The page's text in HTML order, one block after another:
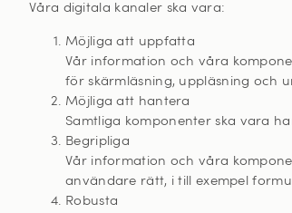
Våra digitala kanaler ska vara:
Möjliga att uppfatta
Vår information och våra
för skärmläsning, uppläsning och
Möjliga att hantera
Samtliga komponenter ska vara
Begripliga
Vår information och våra
användare rätt, i till exempel
Robusta